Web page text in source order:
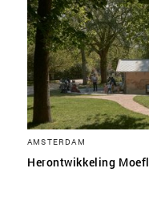
AMSTERDAM
Herontwikkeling